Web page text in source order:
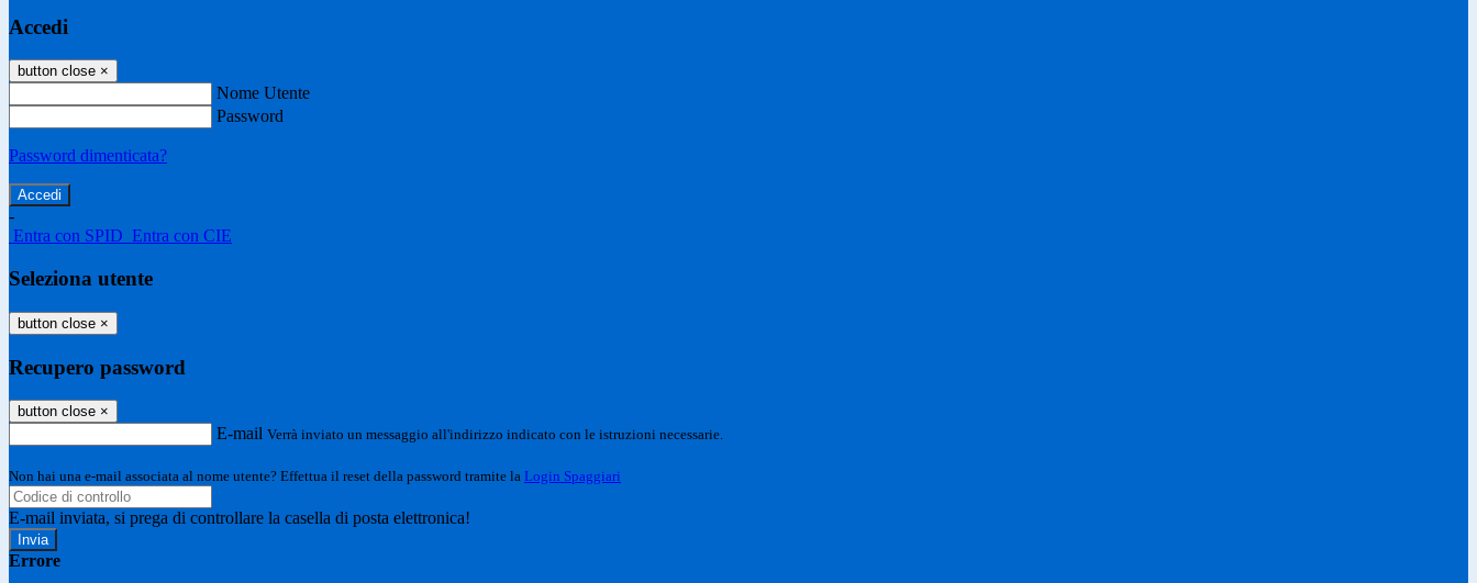
Accedi
button close ×
Nome Utente
Password
Password dimenticata?
-
Entra con SPID Entra con CIE
Seleziona utente
button close ×
Recupero password
button close ×
E-mail Verrà inviato un messaggio all'indirizzo indicato con le istruzioni necessarie.
Non hai una e-mail associata al nome utente? Effettua il reset della password tramite la Login Spaggiari
E-mail inviata, si prega di controllare la casella di posta elettronica!
Errore